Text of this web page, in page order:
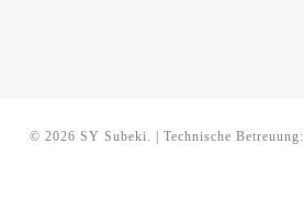
© 2026 SY Subeki. | Technische Betreuung: